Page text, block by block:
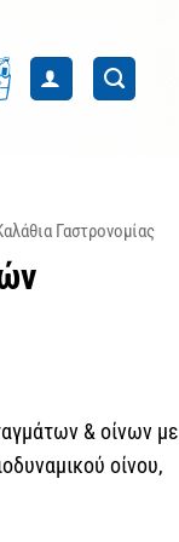
Γαστρονομίας
& οίνων με
οίνου,